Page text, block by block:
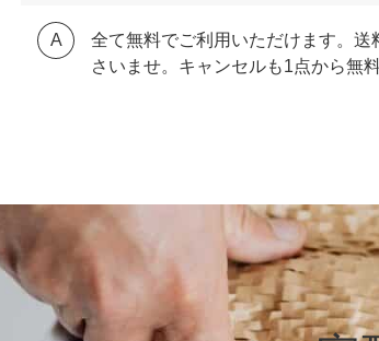
全て無料でご利用いただけます。
さいませ。キャンセルも1点から無